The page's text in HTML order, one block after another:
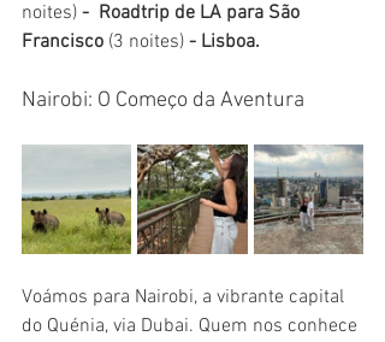
noites) -  Roadtrip de LA para São
Francisco (3 noites) - Lisboa.
Nairobi: O Começo da Aventura
Voámos para Nairobi, a vibrante capital
do Quénia, via Dubai. Quem nos conhece